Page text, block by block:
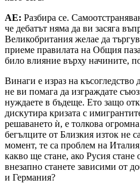
АЕ: Разбира се.
че дебатът няма да ви засяга
Великобритания желае да
приеме правилата на Общия
било влияние върху начините,
Винаги е израз на късогледство
не ви помага да изграждате
нуждаете в бъдеще. Ето защо
дискутира кризата с
решаването ѝ, е толкова
бегълците от Близкия изток не
момент, те са проблем на
какво ще стане, ако Русия стане
внезапно станете зависими от
и Германия?